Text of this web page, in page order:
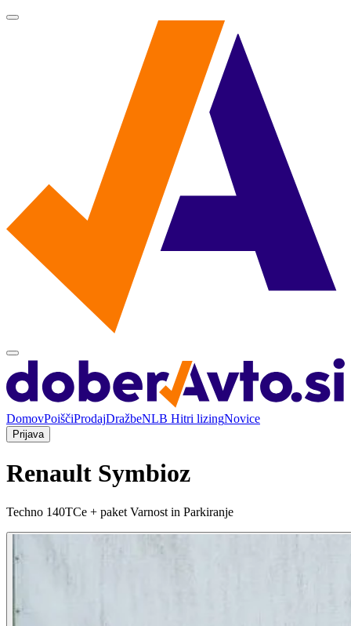
DomovPoiščiProdajDražbeNLB Hitri lizingNovice
Prijava
Renault Symbioz
Techno 140TCe + paket Varnost in Parkiranje